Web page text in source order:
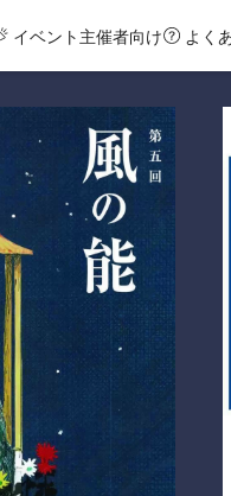
イベント主催者向け よく